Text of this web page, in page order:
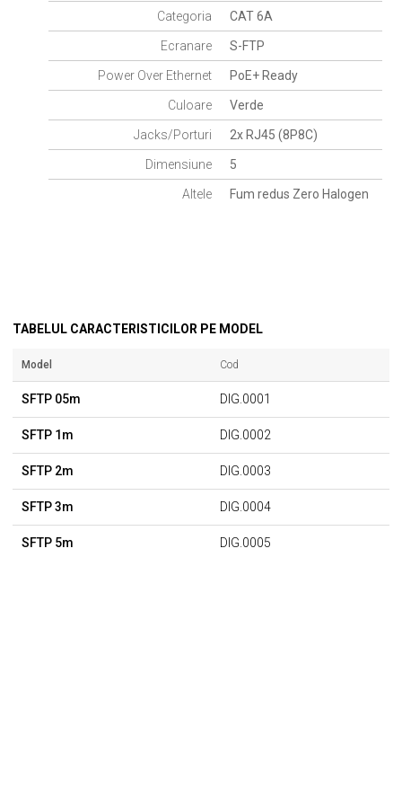
Categoria CAT 6A
Ecranare S-FTP
Power Over Ethernet PoE+ Ready
Culoare Verde
Jacks/Porturi 2x RJ45 (8P8C)
Dimensiune 5
Altele Fum redus Zero Halogen
TABELUL CARACTERISTICILOR PE MODEL
Model Cod
SFTP 05m DIG.0001
SFTP 1m DIG.0002
SFTP 2m DIG.0003
SFTP 3m DIG.0004
SFTP 5m DIG.0005